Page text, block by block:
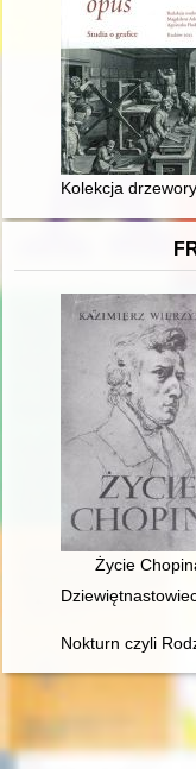
Kolekcja
Życie
Nokturn czyli